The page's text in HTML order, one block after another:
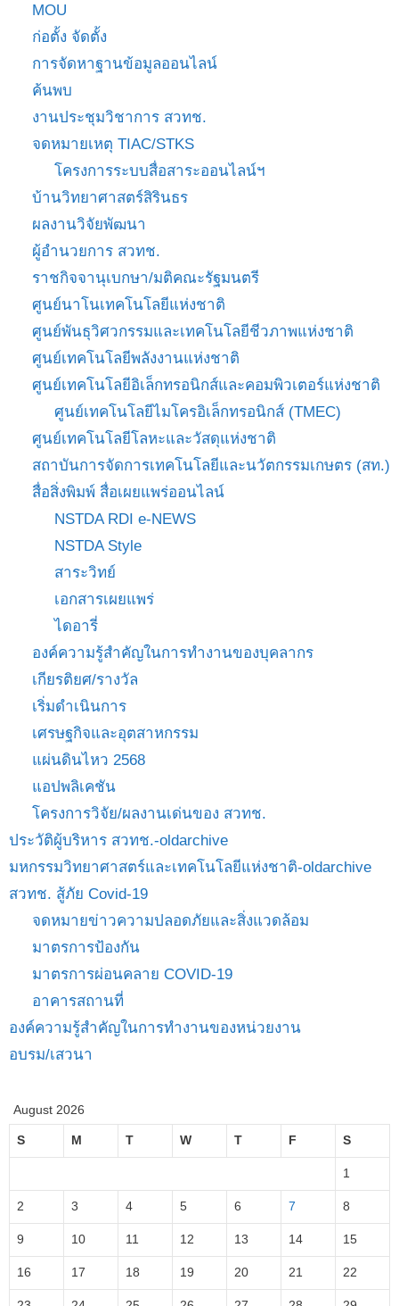
MOU
ก่อตั้ง จัดตั้ง
การจัดหาฐานข้อมูลออนไลน์
ค้นพบ
งานประชุมวิชาการ สวทช.
จดหมายเหตุ TIAC/STKS
โครงการระบบสื่อสาระออนไลน์ฯ
บ้านวิทยาศาสตร์สิรินธร
ผลงานวิจัยพัฒนา
ผู้อำนวยการ สวทช.
ราชกิจจานุเบกษา/มติคณะรัฐมนตรี
ศูนย์นาโนเทคโนโลยีแห่งชาติ
ศูนย์พันธุวิศวกรรมและเทคโนโลยีชีวภาพแห่งชาติ
ศูนย์เทคโนโลยีพลังงานแห่งชาติ
ศูนย์เทคโนโลยีอิเล็กทรอนิกส์และคอมพิวเตอร์แห่งชาติ
ศูนย์เทคโนโลยีไมโครอิเล็กทรอนิกส์ (TMEC)
ศูนย์เทคโนโลยีโลหะและวัสดุแห่งชาติ
สถาบันการจัดการเทคโนโลยีและนวัตกรรมเกษตร (สท.)
สื่อสิ่งพิมพ์ สื่อเผยแพร่ออนไลน์
NSTDA RDI e-NEWS
NSTDA Style
สาระวิทย์
เอกสารเผยแพร่
ไดอารี่
องค์ความรู้สำคัญในการทำงานของบุคลากร
เกียรติยศ/รางวัล
เริ่มดำเนินการ
เศรษฐกิจและอุตสาหกรรม
แผ่นดินไหว 2568
แอปพลิเคชัน
โครงการวิจัย/ผลงานเด่นของ สวทช.
ประวัติผู้บริหาร สวทช.-oldarchive
มหกรรมวิทยาศาสตร์และเทคโนโลยีแห่งชาติ-oldarchive
สวทช. สู้ภัย Covid-19
จดหมายข่าวความปลอดภัยและสิ่งแวดล้อม
มาตรการป้องกัน
มาตรการผ่อนคลาย COVID-19
อาคารสถานที่
องค์ความรู้สำคัญในการทำงานของหน่วยงาน
อบรม/เสวนา
August 2026
S M T W T F S
1
2 3 4 5 6 7 8
9 10 11 12 13 14 15
16 17 18 19 20 21 22